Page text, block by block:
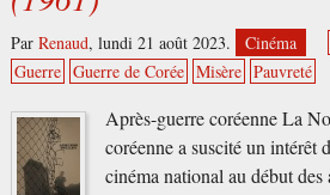
Par Renaud, lundi 21 août 2023. Cinéma
Guerre Guerre de Corée Misère Pauvreté
Après-guerre coréenne La
coréenne a suscité un intérêt
cinéma national au début